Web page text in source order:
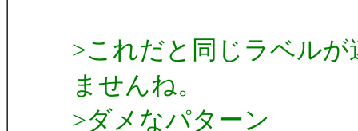
>これだと同じラベル
ませんね。
>ダメなパターン